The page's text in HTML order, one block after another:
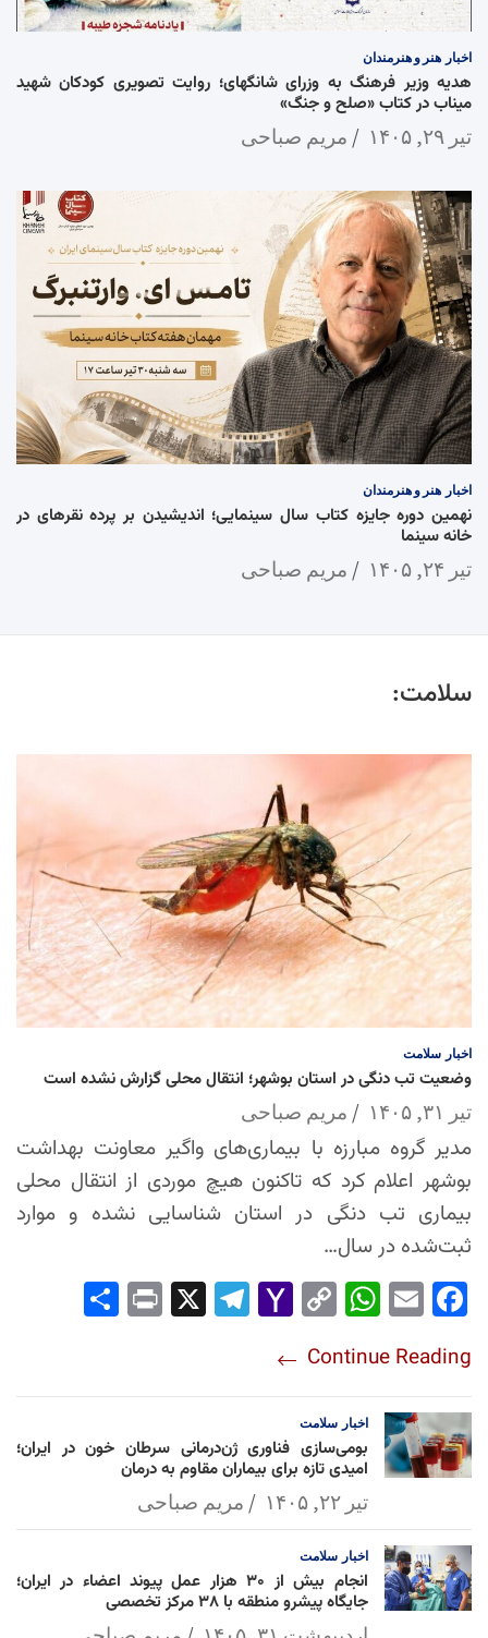
اخبار هنر و هنرمندان
هدیه وزیر فرهنگ به وزرای شانگهای؛ روایت تصویری کودکان شهید
میناب در کتاب «صلح و جنگ»
تیر ۲۹, ۱۴۰۵ مریم صباحی
اخبار هنر و هنرمندان
نهمین دوره جایزه کتاب سال سینمایی؛ اندیشیدن بر پرده نقرهای در
خانه سینما
تیر ۲۴, ۱۴۰۵ مریم صباحی
سلامت:
اخبار سلامت
وضعیت تب دنگی در استان بوشهر؛ انتقال محلی گزارش نشده است
تیر ۳۱, ۱۴۰۵ مریم صباحی
مدیر گروه مبارزه با بیماری‌های واگیر معاونت بهداشت
بوشهر اعلام کرد که تاکنون هیچ موردی از انتقال محلی
بیماری تب دنگی در استان شناسایی نشده و موارد
ثبت‌شده در سال…
Fac
ok
Em
Wh
Ap
p
Co
Lin
k
Yah
l
Tel
Pri
Continue Reading
اخبار سلامت
بومی‌سازی فناوری ژن‌درمانی سرطان خون در ایران؛
امیدی تازه برای بیماران مقاوم به درمان
تیر ۲۲, ۱۴۰۵ مریم صباحی
اخبار سلامت
انجام بیش از ۳۰ هزار عمل پیوند اعضاء در ایران؛
جایگاه پیشرو منطقه با ۳۸ مرکز تخصصی